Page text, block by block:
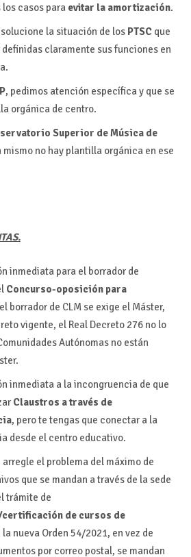
casos para evitar la amortización.
solucione la situación de los PTSCque
claramente sus funciones en
, pedimos atención específica y que se
orgánica de centro.
Superior de Música de
mismo no hay plantilla orgánica en ese
inmediata para el borrador de
Concurso-oposición para
borrador de CLM se exige el Máster,
vigente, el Real Decreto 276 no lo
Autónomas no están
inmediata a la incongruencia de que
Claustros a través de
, pero te tengas que conectar a la
desde el centro educativo.
arregle el problema del máximo de
que se mandan a través de la sede
trámite de
de cursos de
la nueva Orden 54/2021, en vez de
por correo postal, se mandan